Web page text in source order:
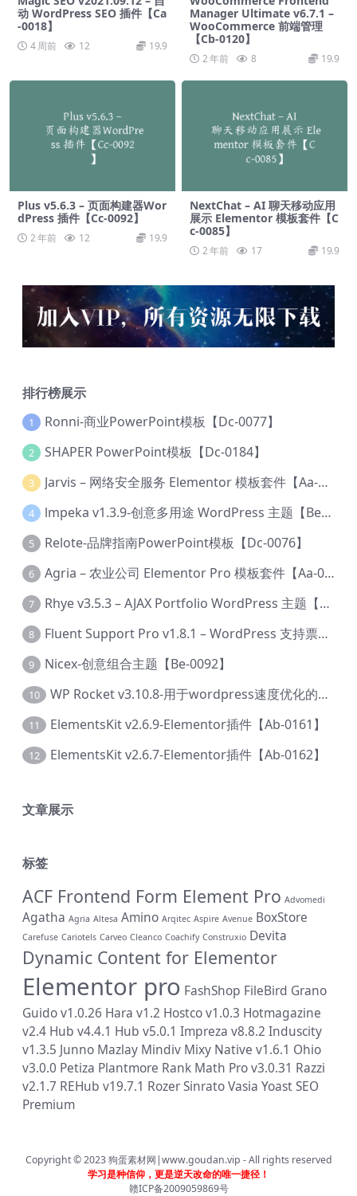
动 WordPress SEO 插件【Ca
-0018】
4 周前 12 19.9
Manager Ultimate v6.7.1 –
WooCommerce 前端管理
【Cb-0120】
2 年前 8 19.9
Plus v5.6.3 – 页面构建器Wor
dPress 插件【Cc-0092】
2 年前 12 19.9
NextChat – AI 聊天移动应用
展示 Elementor 模板套件【C
c-0085】
2 年前 17 19.9
排行榜展示
1 Ronni-商业PowerPoint模板【Dc-0077】
2 SHAPER PowerPoint模板【Dc-0184】
3 Jarvis – 网络安全服务 Elementor 模板套件【Aa-0035】
4 lmpeka v1.3.9-创意多用途 WordPress 主题【Be-0064】
5 Relote-品牌指南PowerPoint模板【Dc-0076】
6 Agria – 农业公司 Elementor Pro 模板套件【Aa-0003】
7 Rhye v3.5.3 – AJAX Portfolio WordPress 主题【Bi-0049】
8 Fluent Support Pro v1.8.1 – WordPress 支持票务系统【Cc-0041】
9 Nicex-创意组合主题【Be-0092】
10 WP Rocket v3.10.8-用于wordpress速度优化的缓存加速插件【Cd-0019】
11 ElementsKit v2.6.9-Elementor插件【Ab-0161】
12 ElementsKit v2.6.7-Elementor插件【Ab-0162】
文章展示
标签
ACF Frontend Form Element Pro Advomedi
Agatha Agria Altesa Amino Arqitec Aspire Avenue BoxStore
Carefuse Cariotels Carveo Cleanco Coachify Construxio Devita
Dynamic Content for Elementor
Elementor pro FashShop FileBird Grano
Guido v1.0.26 Hara v1.2 Hostco v1.0.3 Hotmagazine
v2.4 Hub v4.4.1 Hub v5.0.1 Impreza v8.8.2 Induscity
v1.3.5 Junno Mazlay Mindiv Mixy Native v1.6.1 Ohio
v3.0.0 Petiza Plantmore Rank Math Pro v3.0.31 Razzi
v2.1.7 REHub v19.7.1 RozerSinratoVasia Yoast SEO
Premium
Copyright © 2023狗蛋素材网|www.goudan.vip - All rights reserved
学习是种信仰，更是逆天改命的唯一捷径！
赣ICP备2009059869号